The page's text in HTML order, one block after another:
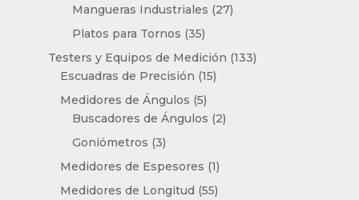
productos
Mangueras Industriales 2727
Platos para Tornos 3535
productos
Testers y Equipos de Medición 133133
Escuadras de Precisión 1515
Medidores de Ángulos 55
productos
Buscadores de Ángulos 22
Goniómetros 33
productos
Medidores de Espesores 11
producto
Medidores de Longitud 5555